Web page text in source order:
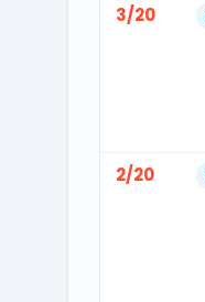
3/20
2/20